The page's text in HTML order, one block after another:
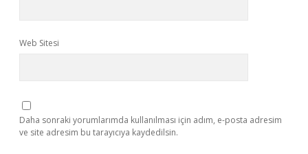
Web Sitesi
Daha sonraki yorumlarımda kullanılması için adım, e-posta adresim
ve site adresim bu tarayıcıya kaydedilsin.